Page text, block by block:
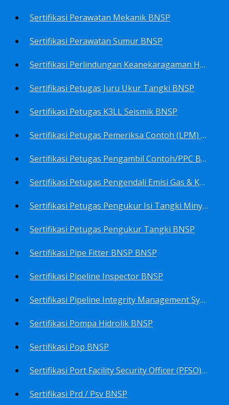
Sertifikasi Perawatan Mekanik BNSP
Sertifikasi Perawatan Sumur BNSP
Sertifikasi Perlindungan Keanekaragaman Hayati BNSP
Sertifikasi Petugas Juru Ukur Tangki BNSP
Sertifikasi Petugas K3LL Seismik BNSP
Sertifikasi Petugas Pemeriksa Contoh (LPM) Minyak Mentah BNSP
Sertifikasi Petugas Pengambil Contoh/PPC BNSP
Sertifikasi Petugas Pengendali Emisi Gas & Kebisingan Industri Migas BNSP
Sertifikasi Petugas Pengukur Isi Tangki Minyak Bumi dan Hasil Olahan BNSP
Sertifikasi Petugas Pengukur Tangki BNSP
Sertifikasi Pipe Fitter BNSP BNSP
Sertifikasi Pipeline Inspector BNSP
Sertifikasi Pipeline Integrity Management System (Pims) BNSP
Sertifikasi Pompa Hidrolik BNSP
Sertifikasi Pop BNSP
Sertifikasi Port Facility Security Officer (PFSO) BNSP
Sertifikasi Prd / Psv BNSP